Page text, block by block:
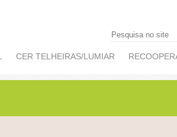
CER TELHEIRAS/LUMIAR